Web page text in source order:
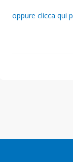
oppure clicca qui